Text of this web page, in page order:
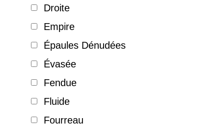
Droite
Empire
Épaules Dénudées
Évasée
Fendue
Fluide
Fourreau